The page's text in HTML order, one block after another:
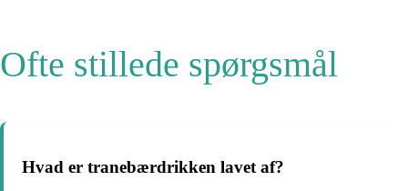
Ofte stillede spørgsmål
Hvad er tranebærdrikken lavet af?